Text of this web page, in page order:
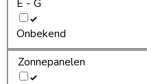
E - G
Onbekend
Zonnepanelen